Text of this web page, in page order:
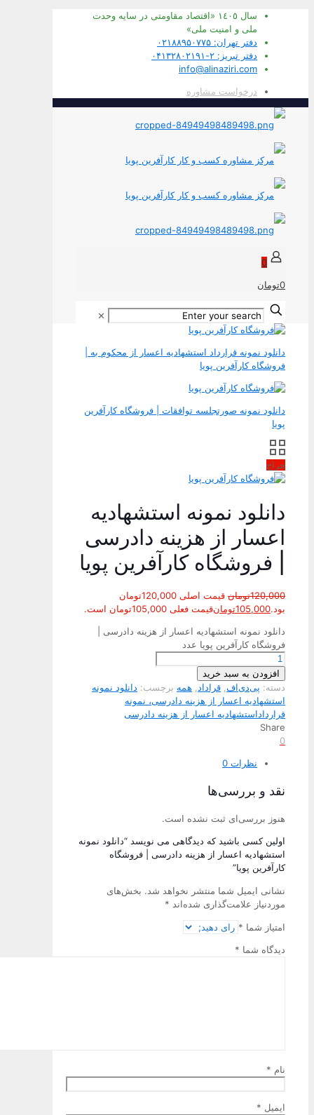
سال ١٤٠٥ «اقتصاد مقاومتی در سايه وحدت
ملی و امنيت ملی»
دفتر تهران: ۰۲۱۸۸۹۵۰۷۷۵
دفتر تبریز: ۲-۰۴۱۳۲۸۰۲۱۹۱
info@alinaziri.com
درخواست مشاوره
0
دانلود نمونه قرارداد استشهادیه اعسار از محکوم به |
فروشگاه کارآفرین پویا
دانلود نمونه صورتجلسه توافقات | فروشگاه کارآفرین
پویا
حراج
دانلود نمونه استشهادیه
اعسار از هزینه دادرسی
| فروشگاه کارآفرین پویا
120,000تومان
قیمت اصلی 120,000تومان
بود.105,000تومانقیمت فعلی 105,000تومان است.
دانلود نمونه استشهادیه اعسار از هزینه دادرسی |
فروشگاه کارآفرین پویا عدد
افزودن به سبد خرید
دسته:پی‌دی‌اف, قراداد,همه برچسب: دانلود نمونه
استشهادیه اعسار از هزینه دادرسی، نمونه
قرارداداستشهادیه اعسار از هزینه دادرسی
Share
نظرات0
نقد و بررسی‌ها
هنوز بررسی‌ای ثبت نشده است.
اولین کسی باشید که دیدگاهی می نویسد “دانلود نمونه
استشهادیه اعسار از هزینه دادرسی | فروشگاه
کارآفرین پویا”
نشانی ایمیل شما منتشر نخواهد شد. بخش‌های
موردنیاز علامت‌گذاری شده‌اند*
امتیاز شما*
دیدگاه شما*
نام*
ایمیل *